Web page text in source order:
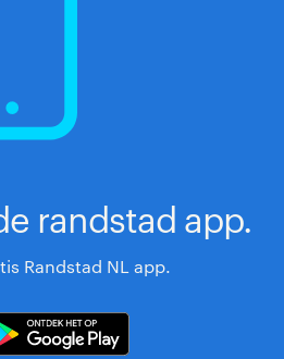
randstad app.
Randstad NL app.